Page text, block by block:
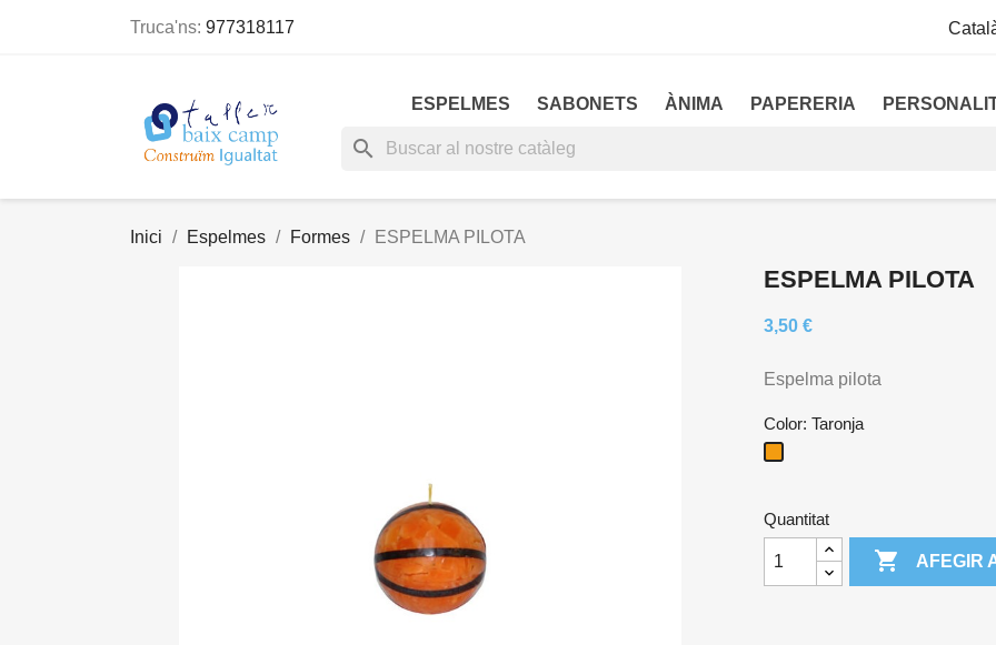
Truca'ns: 977318117
ESPELMES SABONETS ÀNIMA PAPERERIA
search
Inici Espelmes Formes ESPELMA PILOTA
ESPELMA PILOTA
3,50 €
Espelma pilota
Color: Taronja
Quantitat
 AFEGIR